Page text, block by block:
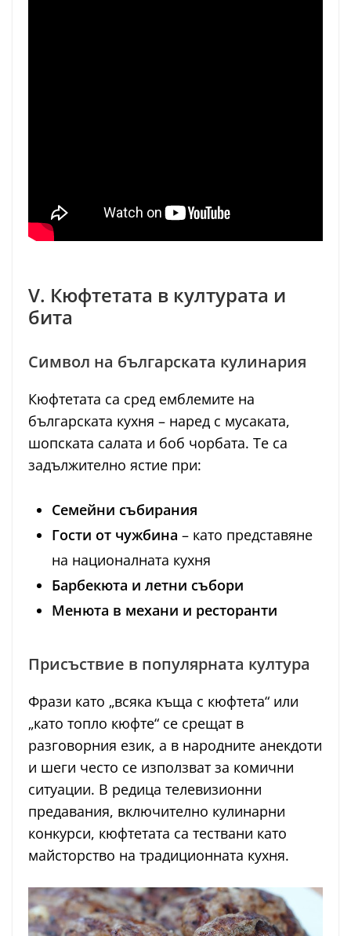
V. Кюфтетата в културата и
бита
Символ на българската кулинария
Кюфтетата са сред емблемите на
българската кухня – наред с мусаката,
шопската салата и боб чорбата. Те са
задължително ястие при:
Семейни събирания
Гости от чужбина – като представяне
на националната кухня
Барбекюта и летни събори
Менюта в механи и ресторанти
Присъствие в популярната култура
Фрази като „всяка къща с кюфтета“ или
„като топло кюфте“ се срещат в
разговорния език, а в народните анекдоти
и шеги често се използват за комични
ситуации. В редица телевизионни
предавания, включително кулинарни
конкурси, кюфтетата са тествани като
майсторство на традиционната кухня.